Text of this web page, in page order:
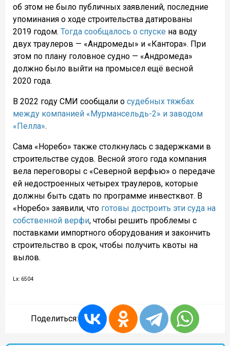
об этом не было публичных заявлений, последние
упоминания о ходе строительства датированы
2019 годом. Тогда сообщалось о спуске на воду
двух траулеров — «Андромеды» и «Кантора». При
этом по плану головное судно — «Андромеда»
должно было выйти на промысел ещё весной
2020 года.
В 2022 году СМИ сообщали о судебных тяжбах
между компанией «Мурмансельдь-2» и заводом
«Пелла».
Сама «Норебо» также столкнулась с задержками в
строительстве судов. Весной этого года компания
вела переговоры с «Северной верфью» о передаче
ей недостроенных четырех траулеров, которые
должны быть сдать по программе инвестквот. В
«Норебо» заявили, что готовы достроить эти суда на
собственной верфи, чтобы решить проблемы с
поставками импортного оборудования и закончить
строительство в срок, чтобы получить квоты на
вылов.
Lx: 6504
Поделиться: